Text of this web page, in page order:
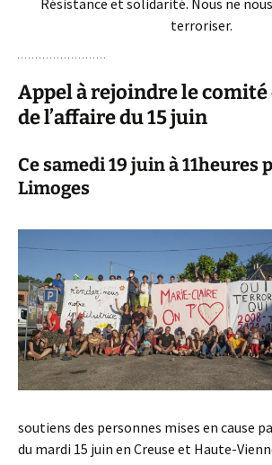
Résistance et solidarité. Nous ne
terroriser.
Appel à rejoindre le comité
de l’affaire du 15 juin
Ce samedi 19 juin à 11heures
Limoges
soutiens des personnes mises en cause
du mardi 15 juin en Creuse et Haute-